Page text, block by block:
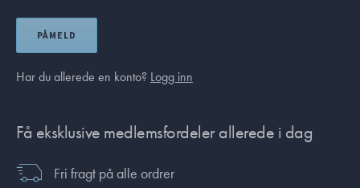
PÅMELD
Har du allerede en konto? Logg inn
Få eksklusive medlemsfordeler allerede i dag
Fri fragt på alle ordrer